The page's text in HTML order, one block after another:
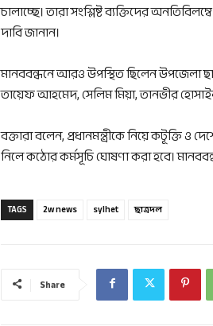
চালাচ্ছে। তারা সংশ্লিষ্ট ব্যক্তিদের
দাবি জানান।
মানববন্ধনে আরও উপস্থিত ছিলেন উপজেলা
তায়েফ আহমেদ, সেলিম মিয়া, তানভীর
বক্তারা বলেন, প্রধানমন্ত্রীকে নিয়ে কটূক্তি ও
নিলে কঠোর কর্মসূচি ঘোষণা করা হবে।
TAGS 2w news sylhet ছাত্রদল
Share